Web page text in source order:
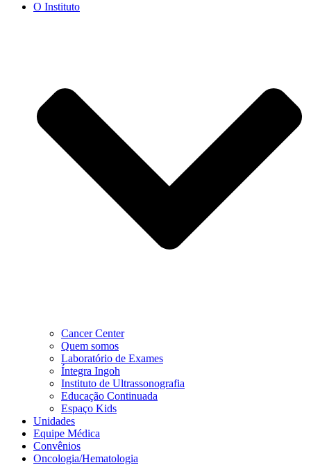
O Instituto
Cancer Center
Quem somos
Laboratório de Exames
Íntegra Ingoh
Instituto de Ultrassonografia
Educação Continuada
Espaço Kids
Unidades
Equipe Médica
Convênios
Oncologia/Hematologia